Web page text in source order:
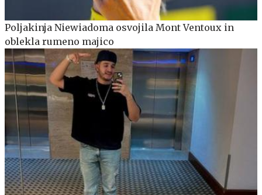
Poljakinja Niewiadoma osvojila Mont Ventoux in
oblekla rumeno majico